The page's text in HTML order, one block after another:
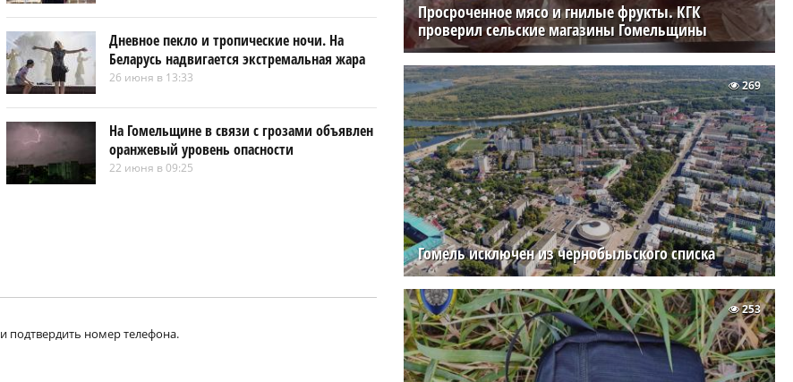
Дневное пекло и тропические ночи. На
Беларусь надвигается экстремальная жара
26 июня в 13:33
На Гомельщине в связи с грозами объявлен
оранжевый уровень опасности
22 июня в 09:25
и подтвердить номер телефона.
Просроченное мясо и гнилые фрукты. КГК
проверил сельские магазины Гомельщины
Гомель исключен из чернобыльского списка
269
253